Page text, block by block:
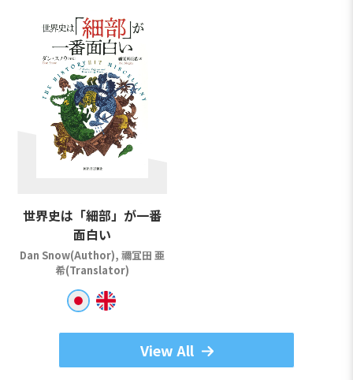
世界史は「細部」が一番
面白い
Dan Snow(Author), 禰冝田 亜
希(Translator)
View All